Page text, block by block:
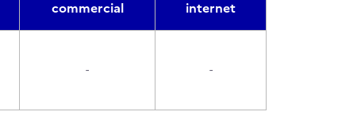
commercial
internet
- -